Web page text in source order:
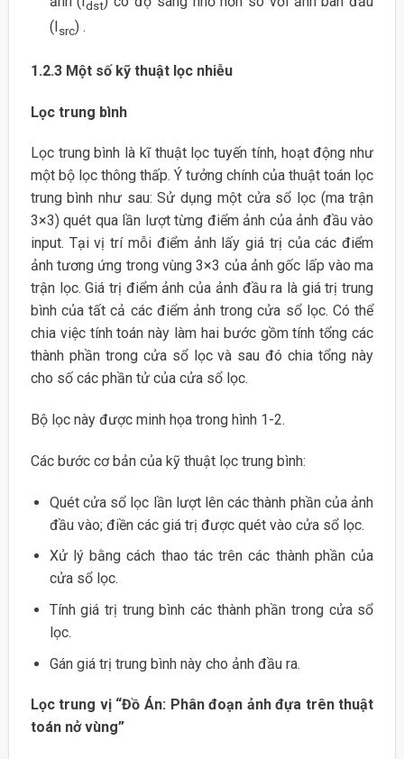
dst
(Isrc) .
1.2.3 Một số kỹ thuật lọc nhiễu
Lọc trung bình
Lọc trung bình là kĩ thuật lọc tuyến tính, hoạt động như
một bộ lọc thông thấp. Ý tưởng chính của thuật toán lọc
trung bình như sau: Sử dụng một cửa sổ lọc (ma trận
3×3) quét qua lần lượt từng điểm ảnh của ảnh đầu vào
input. Tại vị trí mỗi điểm ảnh lấy giá trị của các điểm
ảnh tương ứng trong vùng 3×3 của ảnh gốc lấp vào ma
trận lọc. Giá trị điểm ảnh của ảnh đầu ra là giá trị trung
bình của tất cả các điểm ảnh trong cửa sổ lọc. Có thể
chia việc tính toán này làm hai bước gồm tính tổng các
thành phần trong cửa sổ lọc và sau đó chia tổng này
cho số các phần tử của cửa sổ lọc.
Bộ lọc này được minh họa trong hình 1-2.
Các bước cơ bản của kỹ thuật lọc trung bình:
Quét cửa sổ lọc lần lượt lên các thành phần của ảnh
đầu vào; điền các giá trị được quét vào cửa sổ lọc.
Xử lý bằng cách thao tác trên các thành phần của
cửa sổ lọc.
Tính giá trị trung bình các thành phần trong cửa sổ
lọc.
Gán giá trị trung bình này cho ảnh đầu ra.
Lọc trung vị “Đồ Án: Phân đoạn ảnh đựa trên thuật
toán nở vùng”